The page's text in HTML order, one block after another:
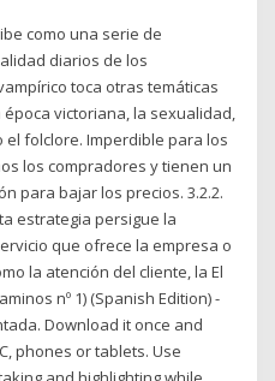
como una serie de
diarios de los
toca otras temáticas
victoriana, la sexualidad,
el folclore. Imperdible para los
los compradores y tienen un
para bajar los precios. 3.2.2.
estrategia persigue la
que ofrece la empresa o
la atención del cliente, la El
nº 1) (Spanish Edition) -
Download it once and
phones or tablets. Use